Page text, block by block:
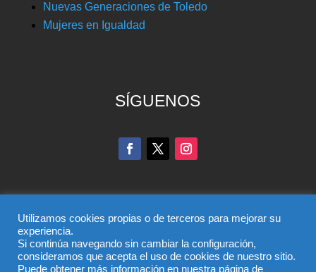
Nuevas Generaciones de Toledo
Mujeres en Igualdad
SÍGUENOS
© Partido Popular de Toledo – C/ Colombia, 6, 45004,
Utilizamos cookies propias o de terceros para mejorar su
experiencia.
Si continúa navegando sin cambiar la configuración,
consideramos que acepta el uso de cookies de nuestro sitio.
Puede obtener más información en nuestra página de